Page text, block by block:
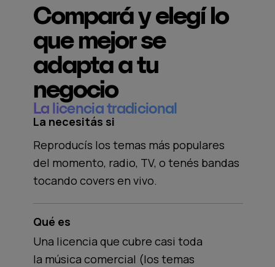
Compará y elegí lo
que mejor se
adapta a tu
negocio
La licencia tradicional
La necesitás si
Reproducís los temas más populares
del momento, radio, TV, o tenés bandas
tocando covers en vivo.
Qué es
Una licencia que cubre casi toda
la música comercial (los temas